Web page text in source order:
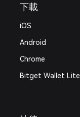
下載
iOS
Android
Chrome
Bitget Wallet Lite